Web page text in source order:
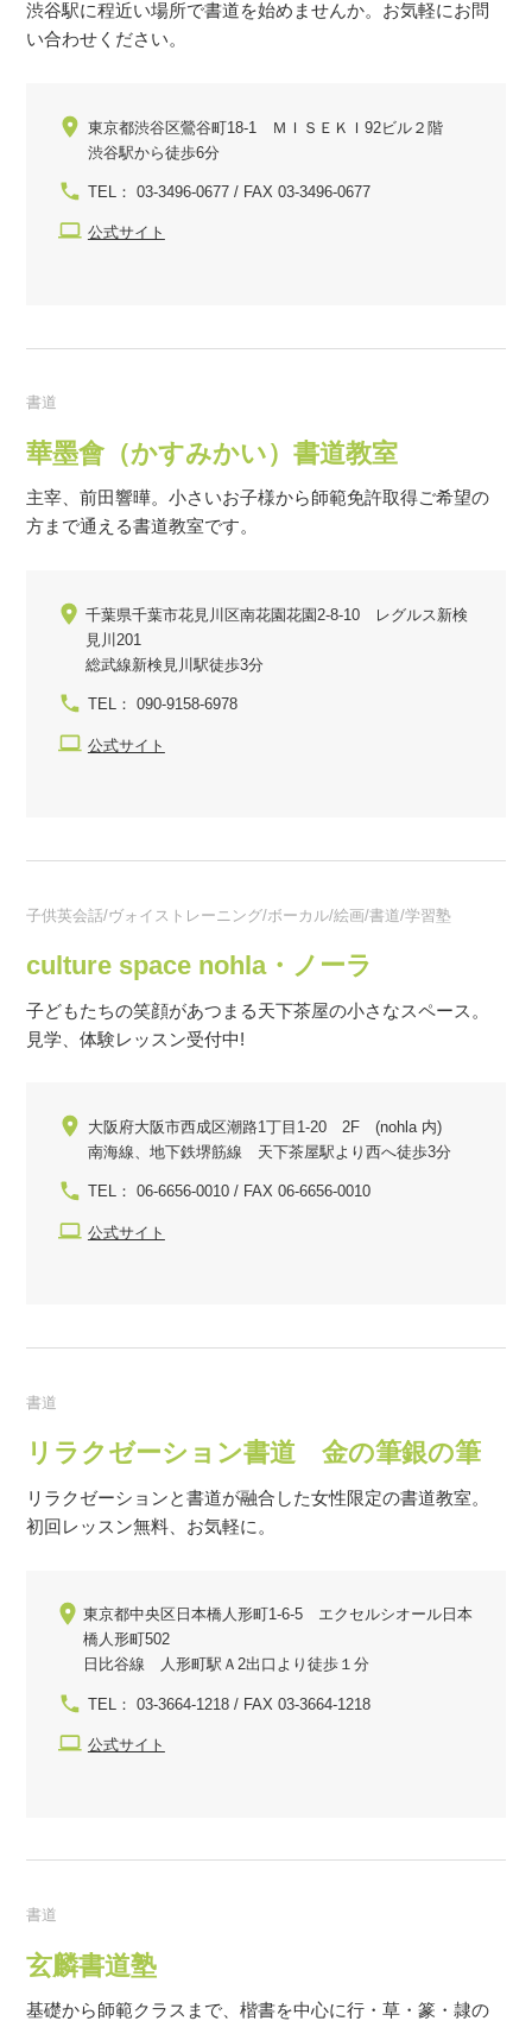
渋谷駅に程近い場所で書道を始めませんか。お気軽にお問
い合わせください。
東京都渋谷区鶯谷町18-1 ＭＩＳＥＫＩ92ビル２階
渋谷駅から徒歩6分
TEL： 03-3496-0677 / FAX 03-3496-0677
公式サイト
書道
華墨會（かすみかい）書道教室
主宰、前田響曄。小さいお子様から師範免許取得ご希望の
方まで通える書道教室です。
千葉県千葉市花見川区南花園花園2-8-10 レグルス新検
見川201
総武線新検見川駅徒歩3分
TEL： 090-9158-6978
公式サイト
子供英会話/ヴォイストレーニング/ボーカル/絵画/書道/学習塾
culture space nohla・ノーラ
子どもたちの笑顔があつまる天下茶屋の小さなスペース。
見学、体験レッスン受付中!
大阪府大阪市西成区潮路1丁目1-20 2F (nohla 内)
南海線、地下鉄堺筋線 天下茶屋駅より西へ徒歩3分
TEL： 06-6656-0010 / FAX 06-6656-0010
公式サイト
書道
リラクゼーション書道 金の筆銀の筆
リラクゼーションと書道が融合した女性限定の書道教室。
初回レッスン無料、お気軽に。
東京都中央区日本橋人形町1-6-5 エクセルシオール日本
橋人形町502
日比谷線 人形町駅Ａ2出口より徒歩１分
TEL： 03-3664-1218 / FAX 03-3664-1218
公式サイト
書道
玄麟書道塾
基礎から師範クラスまで、楷書を中心に行・草・篆・隷の